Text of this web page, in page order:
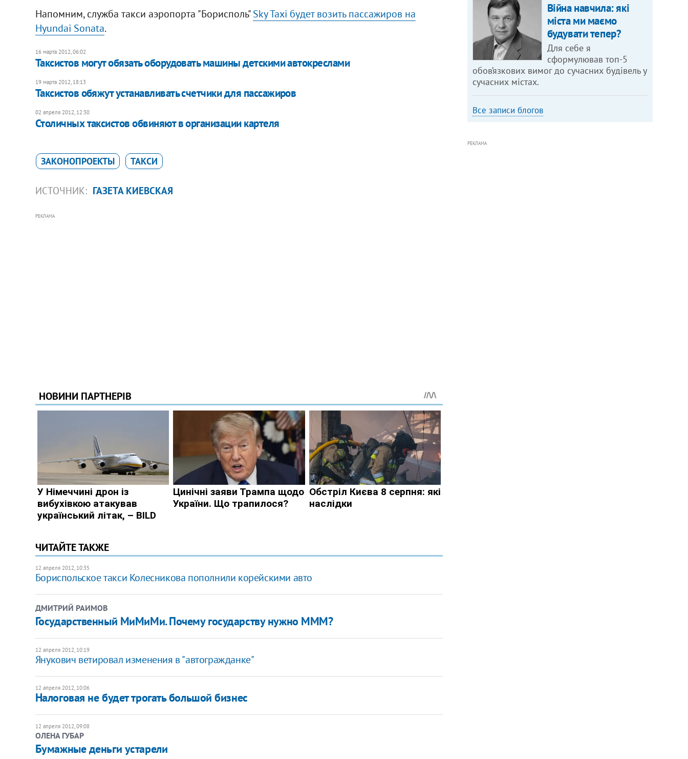
Напомним, служба такси аэропорта "Борисполь"Sky Taxi будет возить пассажиров на
Hyundai Sonata.
16 марта 2012, 06:02
Таксистов могут обязать оборудовать машины детскими автокреслами
19 марта 2012, 18:13
Таксистов обяжут устанавливать счетчики для пассажиров
02 апреля 2012, 12:30
Столичных таксистов обвиняют в организации картеля
ЗАКОНОПРОЕКТЫ ТАКСИ
ИСТОЧНИК: ГАЗЕТА КИЕВСКАЯ
РЕКЛАМА
ЧИТАЙТЕ ТАКЖЕ
12 апреля 2012, 10:35
Бориспольское такси Колесникова пополнили корейскими авто
ДМИТРИЙ РАИМОВ
Государственный МиМиМи. Почему государству нужно МММ?
12 апреля 2012, 10:19
Янукович ветировал изменения в "автогражданке"
12 апреля 2012, 10:06
Налоговая не будет трогать большой бизнес
12 апреля 2012, 09:08
ОЛЕНА ГУБАР
Бумажные деньги устарели
Війна навчила: які
міста ми маємо
будувати тепер?
Для себе я
сформулював топ-5
обов’язкових вимог до сучасних будівель у
сучасних містах.
Все записи блогов
РЕКЛАМА